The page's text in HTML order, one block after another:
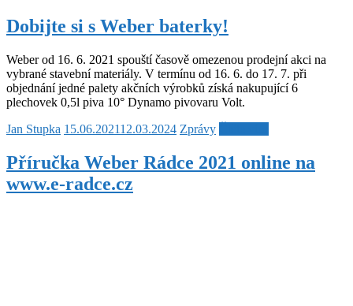
Dobijte si s Weber baterky!
Weber od 16. 6. 2021 spouští časově omezenou prodejní akci na
vybrané stavební materiály. V termínu od 16. 6. do 17. 7. při
objednání jedné palety akčních výrobků získá nakupující 6
plechovek 0,5l piva 10° Dynamo pivovaru Volt.
Jan Stupka 15.06.202112.03.2024 Zprávy
Příručka Weber Rádce 2021 online na
www.e-radce.cz